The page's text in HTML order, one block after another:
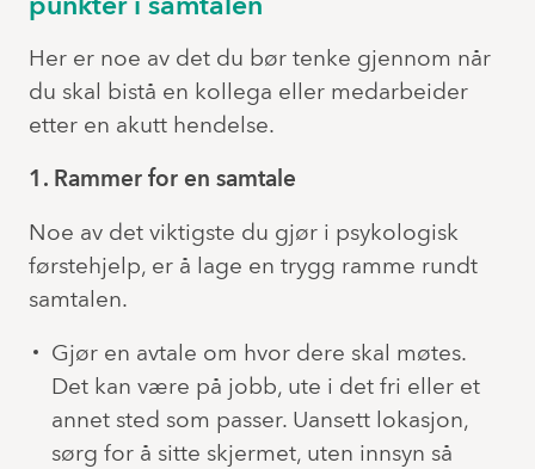
punkter i samtalen
Her er noe av det du bør tenke gjennom når
du skal bistå en kollega eller medarbeider
etter en akutt hendelse.
1. Rammer for en samtale
Noe av det viktigste du gjør i psykologisk
førstehjelp, er å lage en trygg ramme rundt
samtalen.
Gjør en avtale om hvor dere skal møtes.
Det kan være på jobb, ute i det fri eller et
annet sted som passer. Uansett lokasjon,
sørg for å sitte skjermet, uten innsyn så